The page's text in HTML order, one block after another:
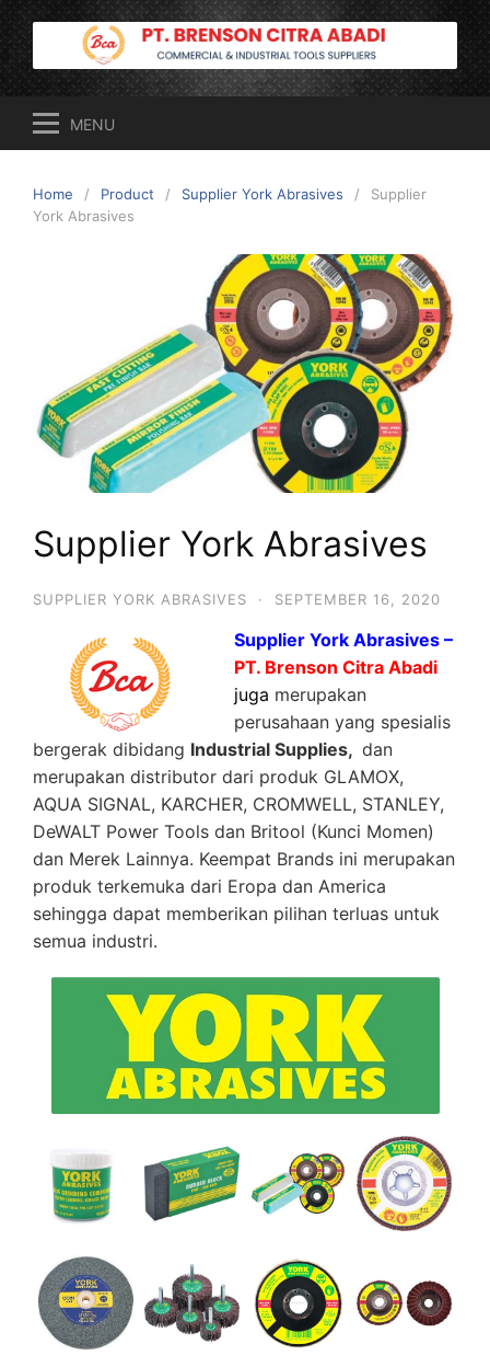
Skip
to
content
MENU
Home Product Supplier York Abrasives
Supplier
York Abrasives
Supplier York Abrasives
SUPPLIER YORK ABRASIVES · SEPTEMBER 16, 2020
Supplier York Abrasives –
PT. Brenson Citra Abadi
juga merupakan
perusahaan yang spesialis
bergerak dibidang Industrial Supplies, dan
merupakan distributor dari produk GLAMOX,
AQUA SIGNAL, KARCHER, CROMWELL, STANLEY,
DeWALT Power Tools dan Britool (Kunci Momen)
dan Merek Lainnya. Keempat Brands ini merupakan
produk terkemuka dari Eropa dan America
sehingga dapat memberikan pilihan terluas untuk
semua industri.